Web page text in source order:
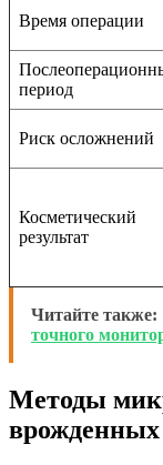
Время операции
период
Риск осложнений
Косметический
результат
Читайте также:
точного
Методы